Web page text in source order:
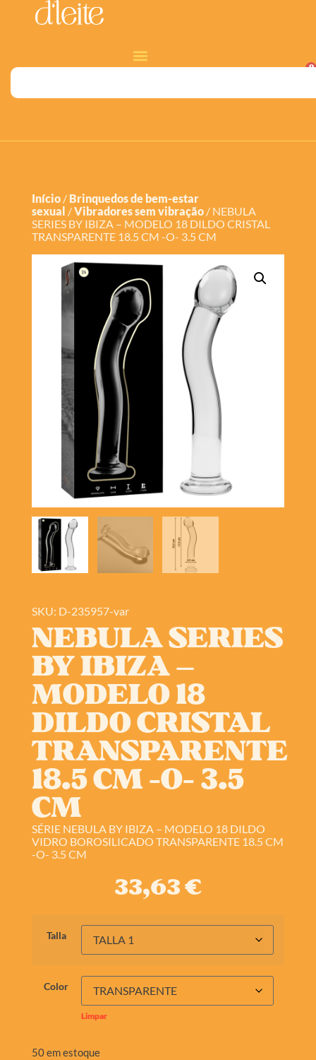
0
Início/ Brinquedos de bem-estar
sexual /Vibradores sem vibração/ NEBULA
SERIES BY IBIZA – MODELO 18 DILDO CRISTAL
TRANSPARENTE 18.5 CM -O- 3.5 CM
SKU: D-235957-var
NEBULA SERIES
BY IBIZA –
MODELO 18
DILDO CRISTAL
TRANSPARENTE
18.5 CM -O- 3.5
CM
SÉRIE NEBULA BY IBIZA – MODELO 18 DILDO
VIDRO BOROSILICADO TRANSPARENTE 18.5 CM
-O- 3.5 CM
33,63€
Talla
Color
Limpar
50 em estoque